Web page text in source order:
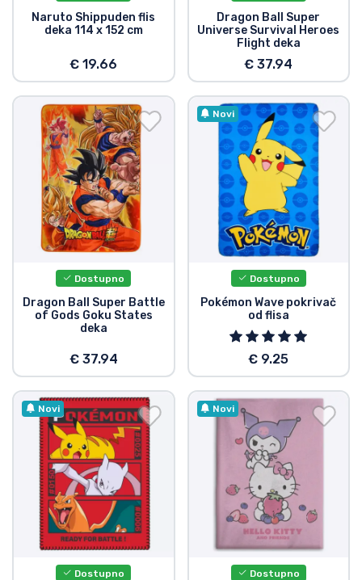
Naruto Shippuden flis
deka 114 x 152 cm
€ 19.66
Dragon Ball Super
Universe Survival Heroes
Flight deka
€ 37.94
Dostupno
Dragon Ball Super Battle
of Gods Goku States
deka
€ 37.94
Novi
Dostupno
Pokémon Wave pokrivač
od flisa
€ 9.25
Novi
Dostupno
Novi
Dostupno